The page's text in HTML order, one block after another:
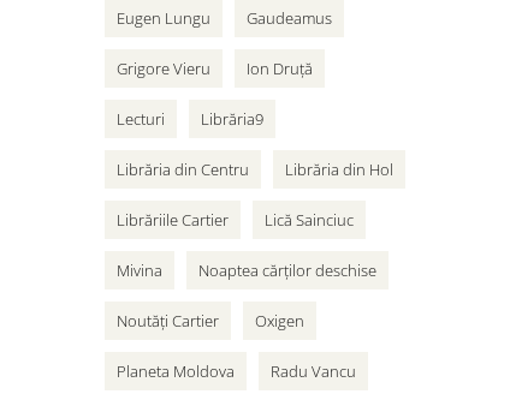
Eugen Lungu Gaudeamus
Grigore Vieru Ion Druță
Lecturi Librăria9
Librăria din Centru Librăria din Hol
Librăriile Cartier Lică Sainciuc
Mivina Noaptea cărților deschise
Noutăți Cartier Oxigen
Planeta Moldova Radu Vancu